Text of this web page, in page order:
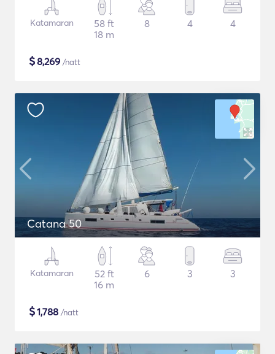
Katamaran
58 ft
18 m
8 4 4
$8,269 /natt
Catana 50
Katamaran
52 ft
16 m
6 3 3
$1,788 /natt